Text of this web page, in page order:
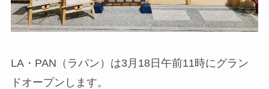
LA・PAN（ラパン）は3月18日午前11時にグラン
ドオープンします。